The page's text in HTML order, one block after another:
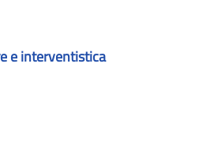
e interventistica